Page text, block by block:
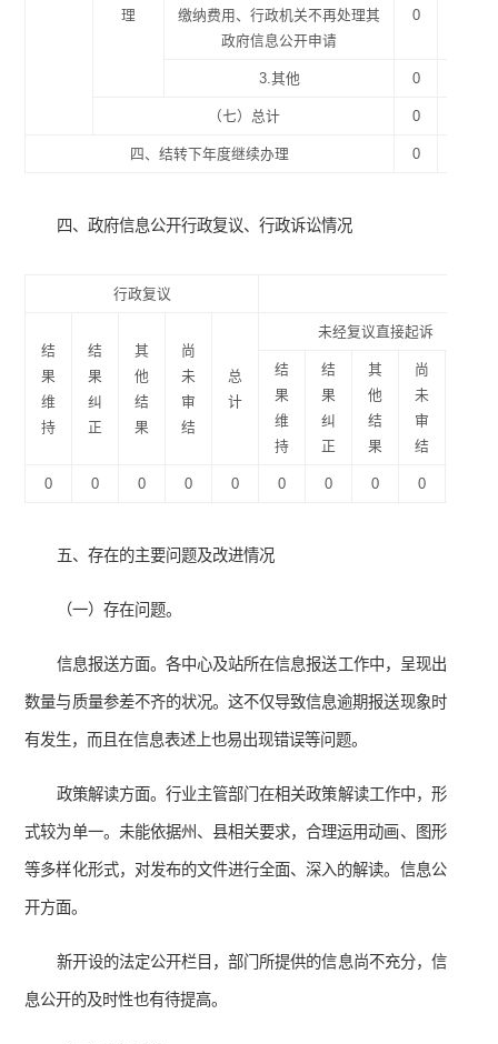
理
缴纳费用、行政机关不再处理其
政府信息公开申请
0
3.其他 0
（七）总计 0
四、结转下年度继续办理 0
四、政府信息公开行政复议、行政诉讼情况
行政复议
结
果
维
持
结
果
纠
正
其
他
结
果
尚
未
审
结
总
计
未经复议直接起诉
结
果
维
持
结
果
纠
正
其
他
结
果
尚
未
审
结
0 0 0 0 0 0 0 0 0
五、存在的主要问题及改进情况
（一）存在问题。
信息报送方面。各中心及站所在信息报送工作中，呈现出
数量与质量参差不齐的状况。这不仅导致信息逾期报送现象时
有发生，而且在信息表述上也易出现错误等问题。
政策解读方面。行业主管部门在相关政策解读工作中，形
式较为单一。未能依据州、县相关要求，合理运用动画、图形
等多样化形式，对发布的文件进行全面、深入的解读。信息公
开方面。
新开设的法定公开栏目，部门所提供的信息尚不充分，信
息公开的及时性也有待提高。